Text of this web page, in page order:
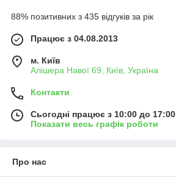
88% позитивних з 435 відгуків за рік
Працює з 04.08.2013
м. Київ
Алішера Навої 69, Київ, Україна
Контакти
Сьогодні працює з 10:00 до 17:00
Показати весь графік роботи
Про нас